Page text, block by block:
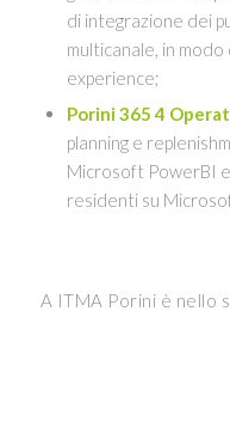
di integrazione dei
multicanale, in
experience;
Porini 365 4
planning e
Microsoft PowerBI
residenti su
A ITMA Porini è nello